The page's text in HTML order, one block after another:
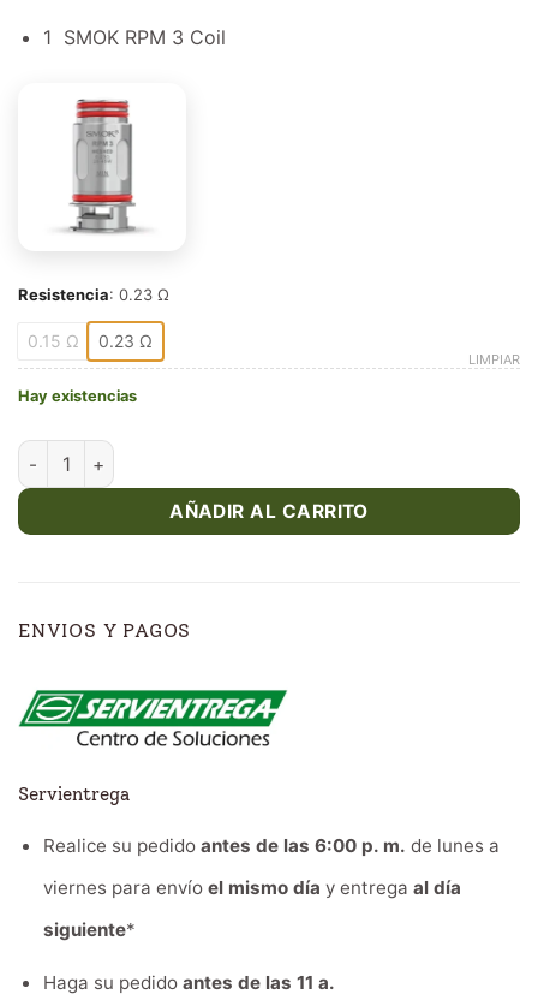
1 SMOK RPM 3 Coil
Resistencia: 0.23 Ω
0.15 Ω 0.23 Ω
LIMPIAR
Hay existencias
Smok RPM 3 Coil cantidad
AÑADIR AL CARRITO
ENVIOS Y PAGOS
Servientrega
Realice su pedido antes de las 6:00 p. m. de lunes a
viernes para envío el mismo día y entrega al día
siguiente*
Haga su pedido antes de las 11 a.